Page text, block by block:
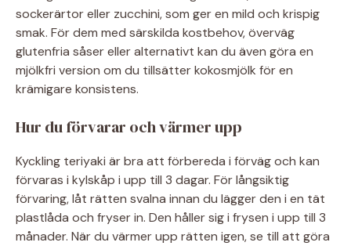
sockerärtor eller zucchini, som ger en mild och krispig
smak. För dem med särskilda kostbehov, överväg
glutenfria såser eller alternativt kan du även göra en
mjölkfri version om du tillsätter kokosmjölk för en
krämigare konsistens.
Hur du förvarar och värmer upp
Kyckling teriyaki är bra att förbereda i förväg och kan
förvaras i kylskåp i upp till 3 dagar. För långsiktig
förvaring, låt rätten svalna innan du lägger den i en tät
plastlåda och fryser in. Den håller sig i frysen i upp till 3
månader. När du värmer upp rätten igen, se till att göra